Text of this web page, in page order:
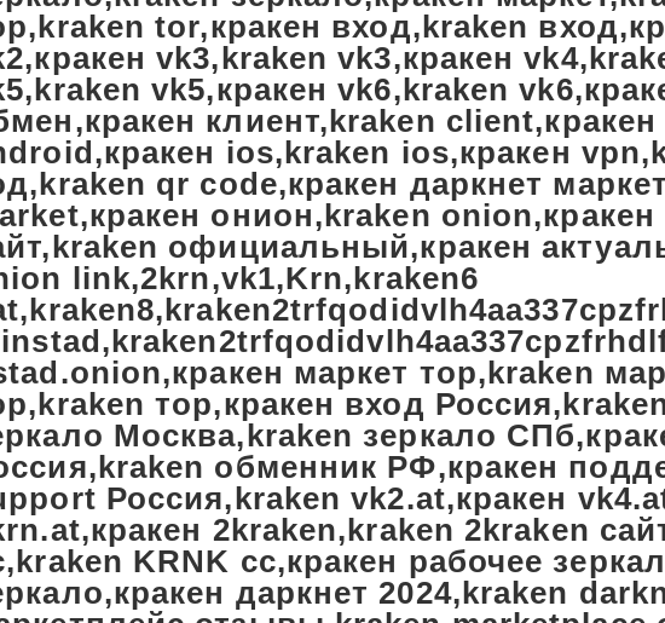
tor,кракен вход,kraken
vk3,kraken vk3,кракен
vk5,кракен vk6,kraken
клиент,kraken
ios,kraken ios,кракен
qr code,кракен даркнет
онион,kraken
официальный,кракен
link,2krn,vk1,Krn,kraken6
маркет тор,kraken
тор,кракен вход
Москва,kraken зеркало
обменник РФ,кракен
Россия,kraken vk2.at,кракен
2kraken,kraken 2kraken
KRNK cc,кракен рабочее
даркнет 2024,kraken